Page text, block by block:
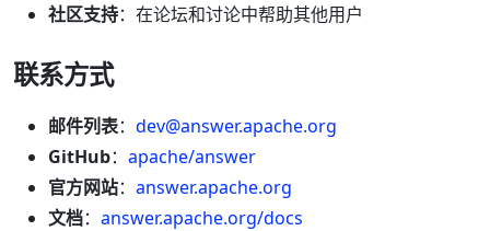
社区支持：在论坛和讨论中帮助其他用户
联系方式
邮件列表： dev@answer.apache.org
GitHub： apache/answer
官方网站： answer.apache.org
文档： answer.apache.org/docs